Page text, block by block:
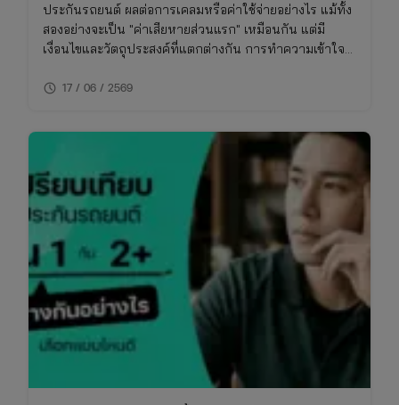
ประกันรถยนต์ ผลต่อการเคลมหรือค่าใช้จ่ายอย่างไร แม้ทั้ง
สองอย่างจะเป็น "ค่าเสียหายส่วนแรก" เหมือนกัน แต่มี
เงื่อนไขและวัตถุประสงค์ที่แตกต่างกัน การทำความเข้าใจ
ไม่พลาดย้อนหลัง
schedule 17 / 06 / 2569